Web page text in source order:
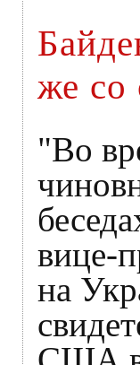
же со
"Во
вице-
на